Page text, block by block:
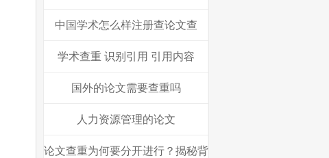
中国学术怎么样注册查论文查
学术查重 识别引用 引用内容
国外的论文需要查重吗
人力资源管理的论文
论文查重为何要分开进行？揭秘背